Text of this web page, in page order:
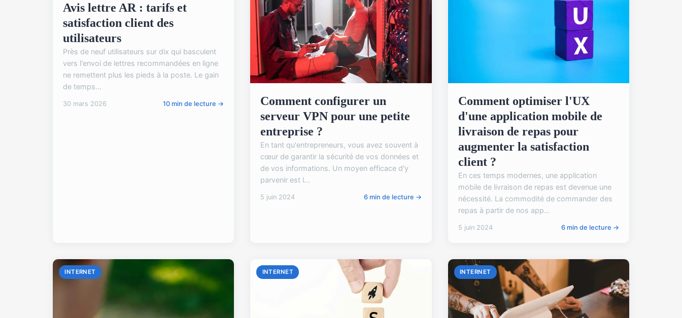
Avis lettre AR : tarifs et
satisfaction client des
utilisateurs
Près de neuf utilisateurs sur dix qui basculent
vers l'envoi de lettres recommandées en ligne
ne remettent plus les pieds à la poste. Le gain
de temps...
30 mars 2026 10 min de lecture →
Comment configurer un
serveur VPN pour une petite
entreprise ?
En tant qu'entrepreneurs, vous avez souvent à
cœur de garantir la sécurité de vos données et
de vos informations. Un moyen efficace d'y
parvenir est l...
5 juin 2024 6 min de lecture →
Comment optimiser l'UX
d'une application mobile de
livraison de repas pour
augmenter la satisfaction
client ?
En ces temps modernes, une application
mobile de livraison de repas est devenue une
nécessité. La commodité de commander des
repas à partir de nos app...
5 juin 2024 6 min de lecture →
INTERNET INTERNET INTERNET